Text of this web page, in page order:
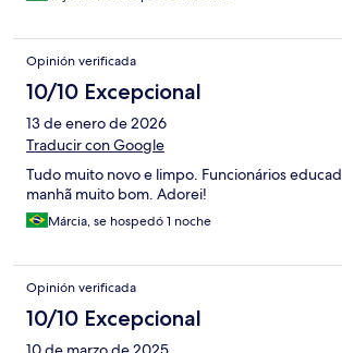
Opinión verificada
10/10 Excepcional
13 de enero de 2026
Traducir con Google
Tudo muito novo e limpo. Funcionários
manhã muito bom. Adorei!
Márcia, se hospedó 1 noche
Opinión verificada
10/10 Excepcional